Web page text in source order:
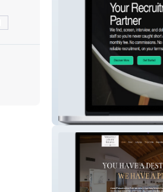
Ready Recruits